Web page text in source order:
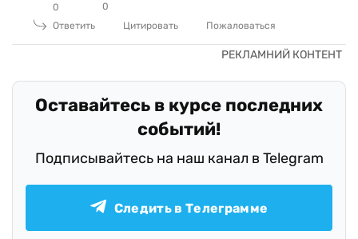
0
0
Ответить
Цитировать Пожаловаться
Оставайтесь в курсе последних
событий!
Подписывайтесь на наш канал в Telegram
Следить в Телеграмме